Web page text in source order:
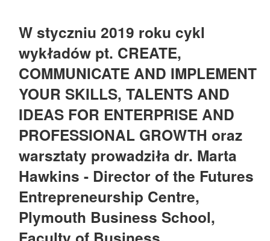
W styczniu 2019 roku cykl
wykładów pt. CREATE,
COMMUNICATE AND IMPLEMENT
YOUR SKILLS, TALENTS AND
IDEAS FOR ENTERPRISE AND
PROFESSIONAL GROWTH oraz
warsztaty prowadziła dr. Marta
Hawkins - Director of the Futures
Entrepreneurship Centre,
Plymouth Business School,